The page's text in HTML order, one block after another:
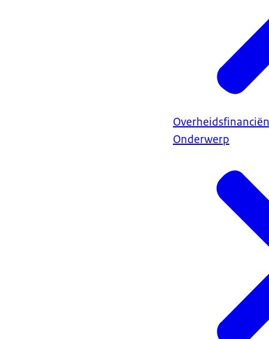
Overheidsfinanciën
Onderwerp